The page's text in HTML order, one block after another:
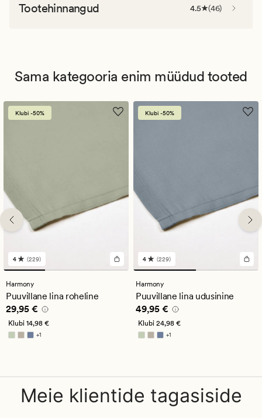
Tootehinnangud 4.5 (46)
Sama kategooria enim müüdud tooted
Klubi -50%
229
arvustust
keskmise
hinnanguga
4
4 (229)
Harmony
Puuvillane lina roheline
Pris_ee 29,95 €
29,95 €
Klubi 14,98 €
+1
Saadaval rohkemates värvitoonides
Klubi -50%
229
arvustust
keskmise
hinnanguga
4
4 (229)
Harmony
Puuvillane lina udusinine
Pris_ee 49,95 €
49,95 €
Klubi 24,98 €
+1
Saadaval rohkemates värvitoonides
Meie klientide tagasiside